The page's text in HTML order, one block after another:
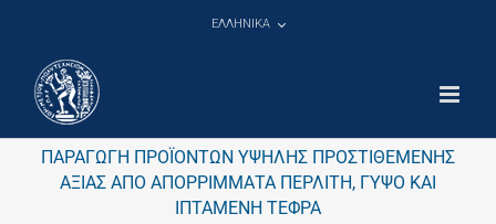
ΕΛΛΗΝΙΚΑ
ΠΑΡΑΓΩΓΗ ΠΡΟΪΟΝΤΩΝ ΥΨΗΛΗΣ ΠΡΟΣΤΙΘΕΜΕΝΗΣ
ΑΞΙΑΣ ΑΠΟ ΑΠΟΡΡΙΜΜΑΤΑ ΠΕΡΛΙΤΗ, ΓΥΨΟ ΚΑΙ
ΙΠΤΑΜΕΝΗ ΤΕΦΡΑ